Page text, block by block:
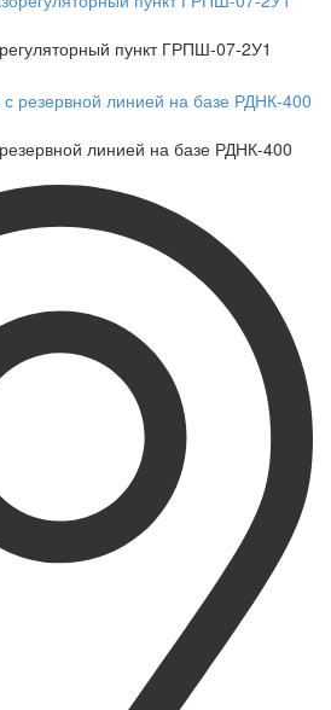
пункт ГРПШ-07-2У1
линией на базе РДНК-400